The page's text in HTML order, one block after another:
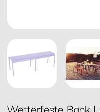
Wetterfeste Bank